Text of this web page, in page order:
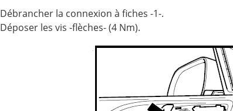
Débrancher la connexion à fiches -1-.
Déposer les vis -flèches- (4 Nm).